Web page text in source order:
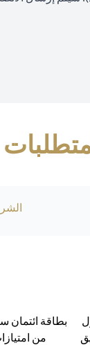
بطاقة ائتمان
من